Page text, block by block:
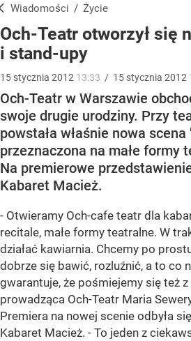
Wiadomości / Życie
Och-Teatr otworzył się
i stand-upy
15 stycznia 2012 13:33 / 15 stycznia 2012
Och-Teatr w Warszawie
swoje drugie urodziny. Przy
powstała właśnie nowa
przeznaczona na małe formy
Na premierowe
Kabaret Macież.
- Otwieramy Och-cafe teatr dla
recitale, małe formy teatralne. W
działać kawiarnia. Chcemy po
dobrze się bawić, rozluźnić, a to co
gwarantuje, że pośmiejemy się też
prowadząca Och-Teatr Maria
Premiera na nowej scenie odbyła
Kabaret Macież. - To jeden z